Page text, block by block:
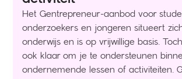
Het Gentrepreneur-aanbod voor
onderzoekers en jongeren situeert
onderwijs en is op vrijwillige basis.
ook klaar om je te ondersteunen
ondernemende lessen of activiteiten.